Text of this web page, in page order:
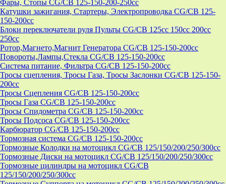
Фары, Стопы CG/CB 125-150-200-250cc
Катушки зажигания, Стартеры, Электропроводка CG/CB 125-
150-200cc
Блоки переключатели руля Пульты CG/CB 125cc 150cc 200cc
250cc
Ротор,Магнето,Магнит Генератора CG/CB 125-150-200cc
Повороты,Лампы,Стекла CG/CB 125-150-200cc
Система питание, Фильтра CG/CB 125-150-200cc
Тросы сцепления, Тросы Газа, Тросы Заслонки CG/CB 125-150-
200cc
Тросы Сцепления CG/CB 125-150-200cc
Тросы Газа CG/CB 125-150-200cc
Тросы Спидометра CG/CB 125-150-200cc
Тросы Подсоса CG/CB 125-150-200cc
Карбюратор CG/CB 125-150-200cc
Тормозная система CG/CB 125-150-200cc
Тормозные Колодки на мотоцикл CG/CB 125/150/200/250/300cc
Тормозные Диски на мотоцикл CG/CB 125/150/200/250/300cc
Тормозные цилиндры на мотоцикл CG/CB
125/150/200/250/300cc